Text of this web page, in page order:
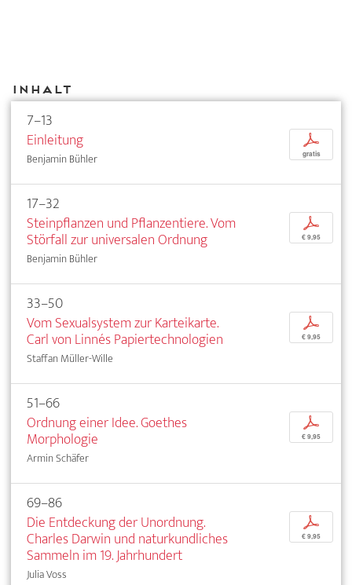
Inhalt
7–13
Einleitung
Benjamin Bühler
p
gratis
17–32
Steinpflanzen und Pflanzentiere. Vom
Störfall zur universalen Ordnung
Benjamin Bühler
p
€ 9,95
33–50
Vom Sexualsystem zur Karteikarte.
Carl von Linnés Papiertechnologien
Staffan Müller-Wille
p
€ 9,95
51–66
Ordnung einer Idee. Goethes
Morphologie
Armin Schäfer
p
€ 9,95
69–86
Die Entdeckung der Unordnung.
Charles Darwin und naturkundliches
Sammeln im 19. Jahrhundert
Julia Voss
p
€ 9,95